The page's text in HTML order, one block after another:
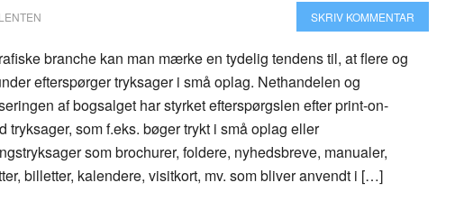
SKRIV KOMMENTAR
branche kan man mærke en tydelig tendens til, at flere og
efterspørger tryksager i små oplag. Nethandelen og
af bogsalget har styrket efterspørgslen efter print-on-
tryksager, som f.eks. bøger trykt i små oplag eller
som brochurer, foldere, nyhedsbreve, manualer,
billetter, kalendere, visitkort, mv. som bliver anvendt i […]